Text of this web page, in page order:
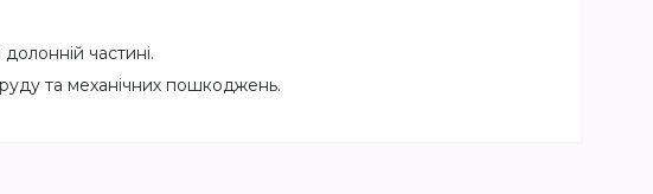
частині.
та механічних пошкоджень.